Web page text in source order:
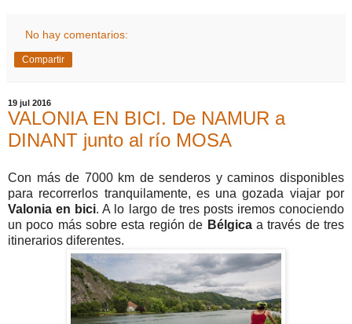
No hay comentarios:
Compartir
19 jul 2016
VALONIA EN BICI. De NAMUR a
DINANT junto al río MOSA
Con más de 7000 km de senderos y caminos disponibles
para recorrerlos tranquilamente, es una gozada viajar por
Valonia en bici. A lo largo de tres posts iremos conociendo
un poco más sobre esta región de Bélgica a través de tres
itinerarios diferentes.